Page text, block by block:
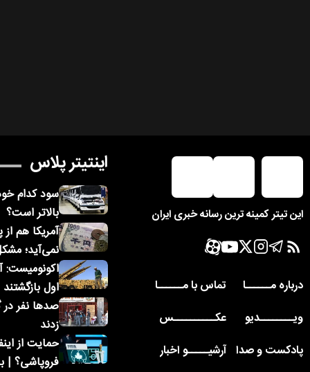
این تیتر کمینه ترین رسانه خبری ایران
درباره مــــــا
تماس با مــــــا
ویــــــــدیو
عکــــــــــس
پادکست و صدا آرشیـــــو اخبار
اینتیتر پلاس
سود کدام
بالاتر است؟
آمریکا هم
نمی‌آید؛
اکونومیست:
اول بازگشتند
صدها نفر در
زدند
حمایت از
فروپاشی؟ |